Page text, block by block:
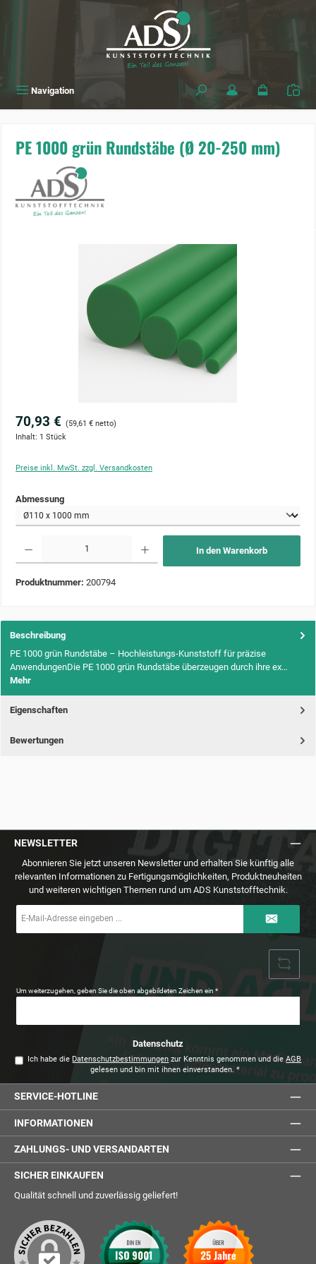
Navigation
PE 1000 grün Rundstäbe (Ø 20-250 mm)
70,93 € (59,61 € netto)
Inhalt: 1 Stück
Preise inkl. MwSt. zzgl. Versandkosten
Abmessungauswählen
In den Warenkorb
Produktnummer: 200794
Beschreibung
PE 1000 grün Rundstäbe – Hochleistungs-Kunststoff für präzise
AnwendungenDie PE 1000 grün Rundstäbe überzeugen durch ihre ex…
Mehr
Eigenschaften
Bewertungen
NEWSLETTER
Abonnieren Sie jetzt unseren Newsletter und erhalten Sie künftig alle
relevanten Informationen zu Fertigungsmöglichkeiten, Produktneuheiten
und weiteren wichtigen Themen rund um ADS Kunststofftechnik.
Mail-
Um weiterzugehen, geben Sie die oben abgebildeten Zeichen ein*
Datenschutz
Ich habe die Datenschutzbestimmungen zur Kenntnis genommen und dieAGB
gelesen und bin mit ihnen einverstanden. *
SERVICE-HOTLINE
INFORMATIONEN
ZAHLUNGS- UND VERSANDARTEN
SICHER EINKAUFEN
Qualität schnell und zuverlässig geliefert!